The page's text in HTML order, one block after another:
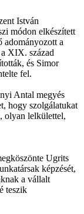
István
módon elkészített
adományozott a
XIX. század
és Simor
fel.
Antal megyés
hogy szolgálatukat
olyan lelkülettel,
Ugrits
képzését,
a vállalt
teszik